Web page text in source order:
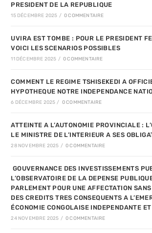
PRESIDENT DE LA REPUBLIQUE
15 DÉCEMBRE 2025 / 0 COMMENTAIRE
UVIRA EST TOMBE : POUR LE PRESIDENT
VOICI LES SCENARIOS POSSIBLES
11 DÉCEMBRE 2025 / 0 COMMENTAIRE
COMMENT LE REGIME TSHISEKEDI A
HYPOTHEQUE NOTRE INDEPENDANCE
6 DÉCEMBRE 2025 / 0 COMMENTAIRE
ATTEINTE A L’AUTONOMIE PROVINCIALE :
LE MINISTRE DE L’INTERIEUR A SES
28 NOVEMBRE 2025 / 0 COMMENTAIRE
GOUVERNANCE DES INVESTISSEMENTS
L’OBSERVATOIRE DE LA DEPENSE
PARLEMENT POUR UNE AFFECTATION SANS
DES CREDITS TRES CONSEQUENTS A
ÉCONOMIE CONGOLAISE INDEPENDANTE
24 NOVEMBRE 2025 / 0 COMMENTAIRE